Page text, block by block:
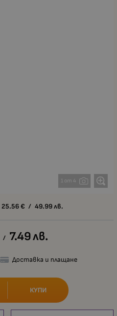
1 от 4
25.56 € / 49.99 лв.
/ 7.49лв.
Доставка и плащане
КУПИ